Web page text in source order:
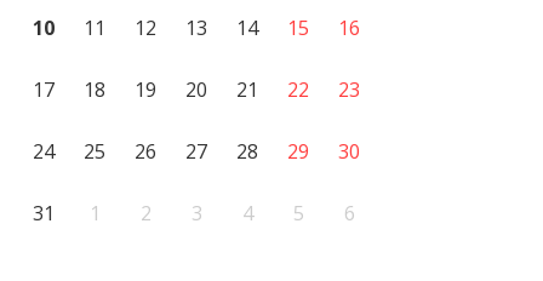
10 11 12 13 14 15 16
17 18 19 20 21 22 23
24 25 26 27 28 29 30
31 1 2 3 4 5 6